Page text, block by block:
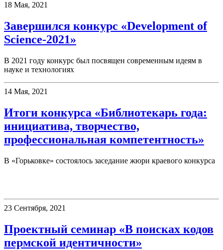
18 Мая, 2021
Завершился конкурс «Development of
Science-2021»
В 2021 году конкурс был посвящен современным идеям в
науке и технологиях
14 Мая, 2021
Итоги конкурса «Библиотекарь года:
инициатива, творчество,
профессиональная компетентность»
В «Горьковке» состоялось заседание жюри краевого конкурса
23 Сентября, 2021
Проектный семинар «В поисках кодов
пермской идентичности»